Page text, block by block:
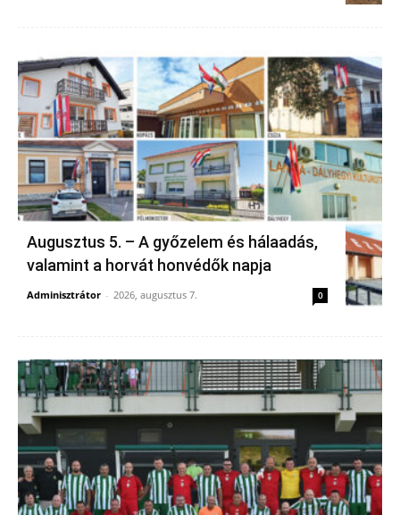
Augusztus 5. – A győzelem és hálaadás,
valamint a horvát honvédők napja
Adminisztrátor - 2026, augusztus 7. 0